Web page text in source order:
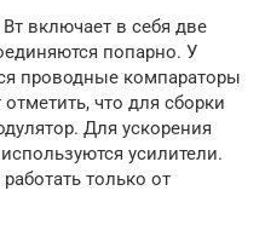
включает в себя две
попарно. У
проводные компараторы
что для сборки
Для ускорения
усилители.
только от